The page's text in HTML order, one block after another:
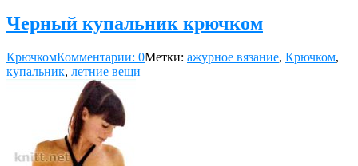
Черный купальник крючком
КрючкомКомментарии: 0Метки: ажурное вязание, Крючком,
купальник, летние вещи